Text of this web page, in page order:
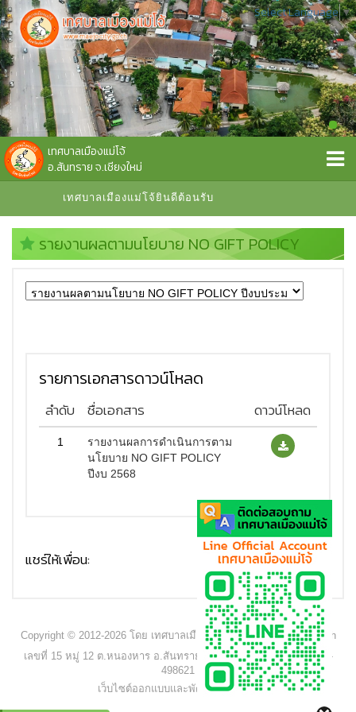
เทศบาลเมืองแม่โจ้
อ.สันทราย จ.เชียงใหม่
เทศบาลเมืองแม่โจ้ยินดีต้อนรับ
Select Language▼
รายงานผลตามนโยบาย NO GIFT POLICY
รายการเอกสารดาวน์โหลด
ลำดับ ชื่อเอกสาร ดาวน์โหลด
1
รายงานผลการดำเนินการตาม
นโยบาย NO GIFT POLICY
ปีงบ 2568
แชร์ให้เพื่อน:
Copyright © 2012-2026 โดย เทศบาลเมืองแม่โจ้ - www.maejocity.go.th
เลขที่ 15 หมู่ 12 ต.หนองหาร อ.สันทราย จ.เชียงใหม่ 50290 โทร. 053-
498621
เว็บไซต์ออกแบบและพัฒนาโดย C2S